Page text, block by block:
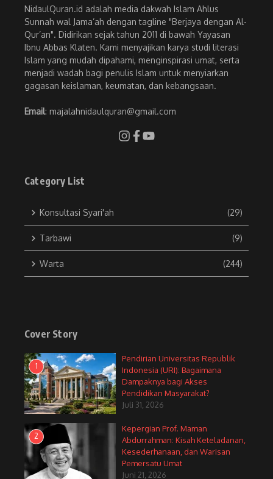
NidaulQuran.id adalah media dakwah Islam Ahlus
Sunnah wal Jama’ah dengan tagline "Berjaya dengan Al-
Qur’an". Didirikan sejak tahun 2011 di bawah Yayasan
Ibnu Abbas Klaten. Kami menyajikan karya studi literasi
Islam yang mudah dipahami, menginspirasi umat, serta
menjadi wadah bagi penulis Islam untuk menyiarkan
gagasan keislaman, keumatan, dan kebangsaan.
Email: majalahnidaulquran@gmail.com
Category List
Konsultasi Syari'ah (29)
Tarbawi (9)
Warta (244)
Cover Story
1
Pendirian Universitas Republik
Indonesia (URI): Bagaimana
Dampaknya bagi Akses
Pendidikan Masyarakat?
Juli 31, 2026
2
Kepergian Prof. Maman
Abdurrahman: Kisah Keteladanan,
Kesederhanaan, dan Warisan
Pemersatu Umat
Juni 21, 2026